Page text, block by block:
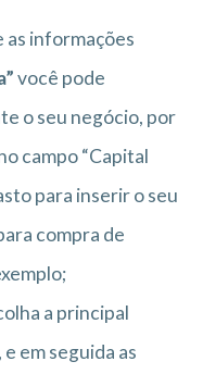
as informações
você pode
o seu negócio, por
campo “Capital
para inserir o seu
compra de
a principal
em seguida as